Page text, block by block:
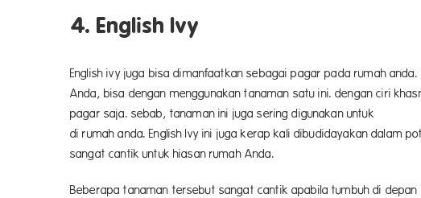
4. English Ivy
English ivy juga bisa dimanfaatkan sebagai pagar pada rumah
Anda, bisa dengan menggunakan tanaman satu ini. dengan ciri
pagar saja. sebab, tanaman ini juga
di rumah anda. English Ivy ini juga kerap kali dibudidayakan dalam
sangat cantik untuk hiasan rumah Anda.
Beberapa tanaman tersebut sangat cantik apabila tumbuh di